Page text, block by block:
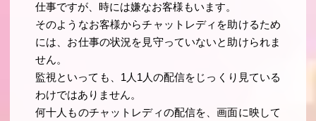
仕事ですが、時には嫌なお客様もいます。
そのようなお客様からチャットレディを助けるため
には、お仕事の状況を見守っていないと助けられま
せん。
監視といっても、1人1人の配信をじっくり見ている
わけではありません。
何十人ものチャットレディの配信を、画面に映して